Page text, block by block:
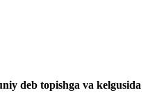
deb topishga va kelgusida